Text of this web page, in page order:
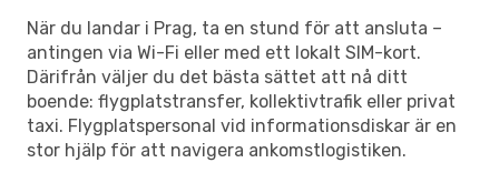
När du landar i Prag, ta en stund för att ansluta –
antingen via Wi-Fi eller med ett lokalt SIM-kort.
Därifrån väljer du det bästa sättet att nå ditt
boende: flygplatstransfer, kollektivtrafik eller privat
taxi. Flygplatspersonal vid informationsdiskar är en
stor hjälp för att navigera ankomstlogistiken.